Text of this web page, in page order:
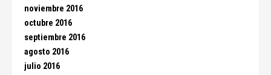
noviembre 2016
octubre 2016
septiembre 2016
agosto 2016
julio 2016